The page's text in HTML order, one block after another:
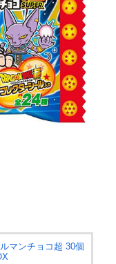
マンチョコ超 30個